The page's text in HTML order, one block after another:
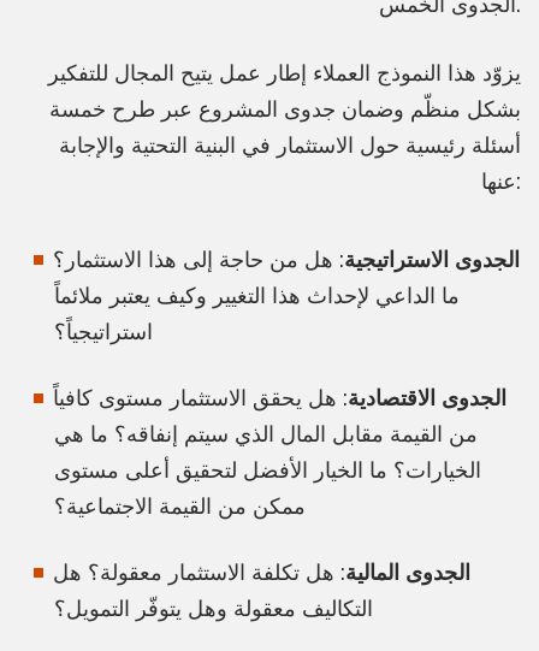
يزوّد هذا النموذج العملاء إطار عمل يتيح المجال للتفكير
بشكل منظّم وضمان جدوى المشروع عبر طرح خمسة
أسئلة رئيسية حول الاستثمار في البنية التحتية والإجابة
عنها:
الجدوى الاستراتيجية: هل من حاجة إلى هذا الاستثمار؟
ما الداعي لإحداث هذا التغيير وكيف يعتبر ملائماً
استراتيجياً؟
الجدوى الاقتصادية: هل يحقق الاستثمار مستوى كافياً
من القيمة مقابل المال الذي سيتم إنفاقه؟ ما هي
الخيارات؟ ما الخيار الأفضل لتحقيق أعلى مستوى
ممكن من القيمة الاجتماعية؟
الجدوى المالية: هل تكلفة الاستثمار معقولة؟ هل
التكاليف معقولة وهل يتوفّر التمويل؟